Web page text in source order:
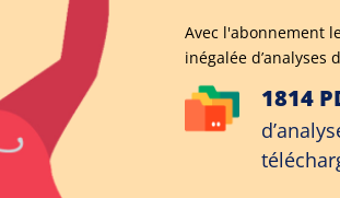
Avec l'abonnement
inégalée d’analyses
1814